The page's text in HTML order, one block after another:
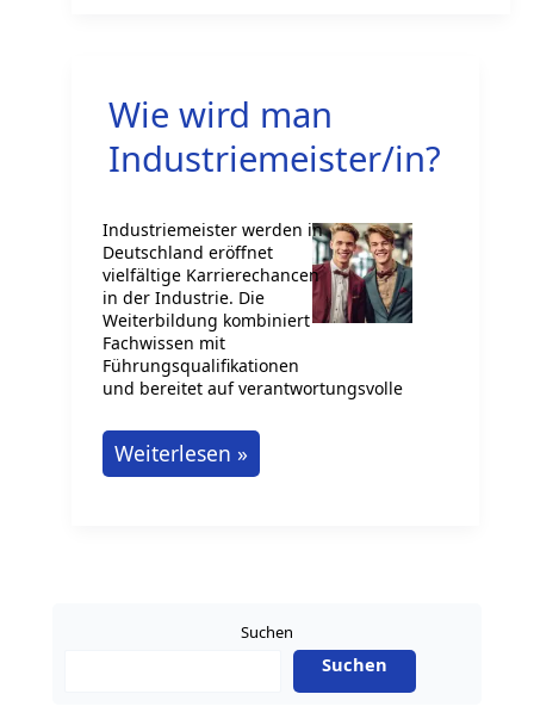
Wie wird man
Industriemeister/in?
Industriemeister werden in
Deutschland eröffnet
vielfältige Karrierechancen
in der Industrie. Die
Weiterbildung kombiniert
Fachwissen mit
Führungsqualifikationen
und bereitet auf verantwortungsvolle
Wie
Weiterlesen »
Suchen
Suchen